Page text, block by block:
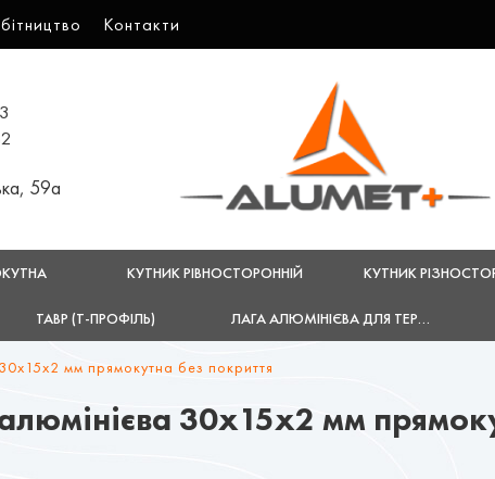
Контакти
59а
КУТНИК РІВНОСТОРОННІЙ КУТНИК
ТАВР (Т-ПРОФІЛЬ)
мм прямокутна без покриття
30х15х2 мм